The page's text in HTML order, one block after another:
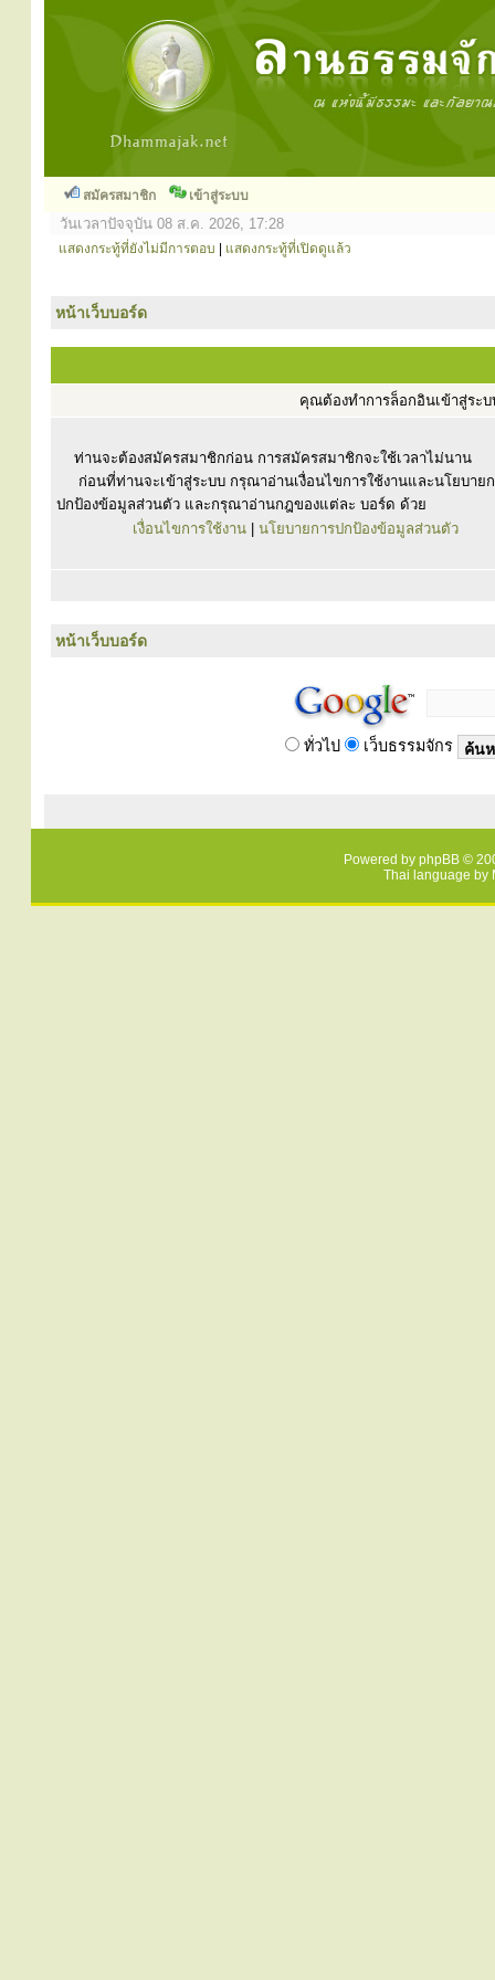
สมัครสมาชิก เข้าสู่ระบบ
วันเวลาปัจจุบัน 08 ส.ค. 2026, 17:28
แสดงกระทู้ที่ยังไม่มีการตอบ แสดงกระทู้ที่เปิดดูแล้ว
หน้าเว็บบอร์ด
คุณต้องทำการล็อกอินเข้าสู่ระ
ท่านจะต้องสมัครสมาชิกก่อน การสมัครสมาชิกจะใช้เวลาไม่นาน
ก่อนที่ท่านจะเข้าสู่ระบบ กรุณาอ่านเงื่อนไขการใช้งานและนโยบาย
ปกป้องข้อมูลส่วนตัว และกรุณาอ่านกฎของแต่ละ บอร์ด ด้วย
เงื่อนไขการใช้งาน
นโยบายการปกป้องข้อมูลส่วนตัว
หน้าเว็บบอร์ด
ทั่วไป เว็บธรรมจักร
Powered by phpBB ©
Thai language by